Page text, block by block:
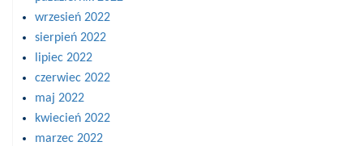
wrzesień 2022
sierpień 2022
lipiec 2022
czerwiec 2022
maj 2022
kwiecień 2022
marzec 2022